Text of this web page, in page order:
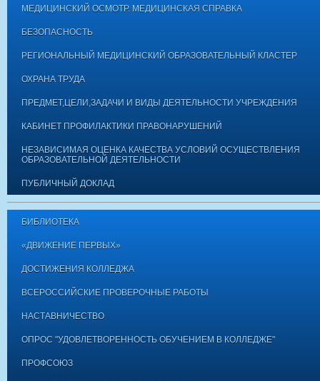
МЕДИЦИНСКИЙ ОСМОТР. МЕДИЦИНСКАЯ СПРАВКА
БЕЗОПАСНОСТЬ
РЕГИОНАЛЬНЫЙ МЕДИЦИНСКИЙ ОБРАЗОВАТЕЛЬНЫЙ КЛАСТЕР
ОХРАНА ТРУДА
ПРЕДМЕТ,ЦЕЛИ,ЗАДАЧИ И ВИДЫ ДЕЯТЕЛЬНОСТИ УЧРЕЖДЕНИЯ
КАБИНЕТ ПРОФИЛАКТИКИ ПРАВОНАРУШЕНИЙ
НЕЗАВИСИМАЯ ОЦЕНКА КАЧЕСТВА УСЛОВИЙ ОСУЩЕСТВЛЕНИЯ
ОБРАЗОВАТЕЛЬНОЙ ДЕЯТЕЛЬНОСТИ
ПУБЛИЧНЫЙ ДОКЛАД
БИБЛИОТЕКА
«ДВИЖЕНИЕ ПЕРВЫХ»
ДОСТИЖЕНИЯ КОЛЛЕДЖА
ВСЕРОССИЙСКИЕ ПРОВЕРОЧНЫЕ РАБОТЫ
НАСТАВНИЧЕСТВО
ОПРОС "УДОВЛЕТВОРЕННОСТЬ ОБУЧЕНИЕМ В КОЛЛЕДЖЕ"
ПРОФСОЮЗ